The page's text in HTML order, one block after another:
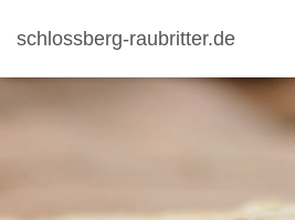
schlossberg-raubritter.de